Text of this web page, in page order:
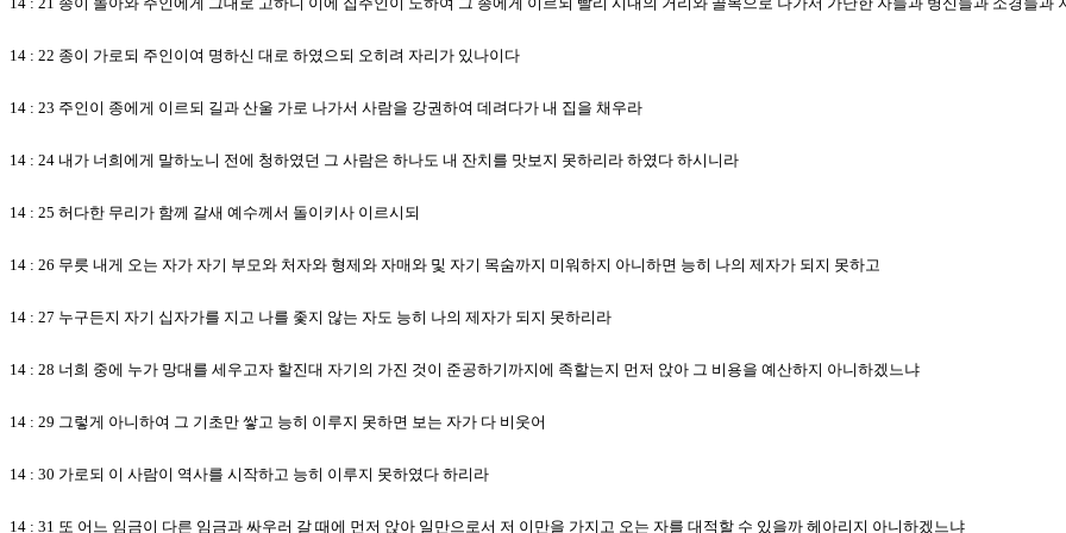
14 : 22 종이 가로되 주인이여 명하신 대로 하였으되 오히려 자리가 있나이다
14 : 23 주인이 종에게 이르되 길과 산울 가로 나가서 사람을 강권하여 데려다가 내 집을 채우라
14 : 24 내가 너희에게 말하노니 전에 청하였던 그 사람은 하나도 내 잔치를 맛보지 못하리라 하였다 하시니라
14 : 25 허다한 무리가 함께 갈새 예수께서 돌이키사 이르시되
14 : 26 무릇 내게 오는 자가 자기 부모와 처자와 형제와 자매와 및 자기 목숨까지 미워하지 아니하면 능히 나의 제자가 되지 못하고
14 : 27 누구든지 자기 십자가를 지고 나를 좇지 않는 자도 능히 나의 제자가 되지 못하리라
14 : 28 너희 중에 누가 망대를 세우고자 할진대 자기의 가진 것이 준공하기까지에 족할는지 먼저 앉아 그 비용을 예산하지 아니하겠느냐
14 : 29 그렇게 아니하여 그 기초만 쌓고 능히 이루지 못하면 보는 자가 다 비웃어
14 : 30 가로되 이 사람이 역사를 시작하고 능히 이루지 못하였다 하리라
14 : 31 또 어느 임금이 다른 임금과 싸우러 갈 때에 먼저 앉아 일만으로서 저 이만을 가지고 오는 자를 대적할 수 있을까 헤아리지 아니하겠느냐